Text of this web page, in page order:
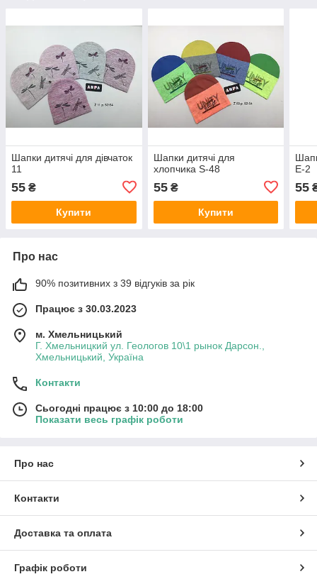
Шапки дитячі для дівчаток
11
55 ₴
Купити
Шапки дитячі для
хлопчика S-48
55₴
Купити
E-2
55
Про нас
90% позитивних з 39 відгуків за рік
Працює з 30.03.2023
м. Хмельницький
Г. Хмельницкий ул. Геологов 10\1 рынок Дарсон.,
Хмельницький, Україна
Контакти
Сьогодні працює з 10:00 до 18:00
Показати весь графік роботи
Про нас
Контакти
Доставка та оплата
Графік роботи